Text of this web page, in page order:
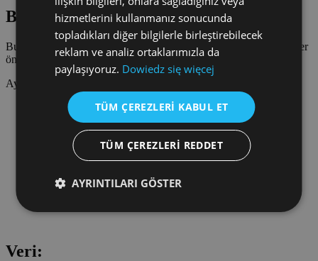
Bildirimler
Bu sekme aracılığıyla sizi yeni özellikler ve uygulama ile ilgili diğer
önemli konular hakkında bilgilendireceğiz.
Ayrıca kontrol edin:
Geri Al ve Yinele
Projeye bir bağlantı paylaşın
Trans.eu’da bir yük yayınlayın
Uygulama ayarları
Veri:
SPANISH
RUSSIAN
TURKISH
hizmetlerini kullanmanız sonucunda
topladıkları diğer bilgilerle birleştirebilecek
reklam ve analiz ortaklarımızla da
paylaşıyoruz. Dowiedz się więcej
TÜM ÇEREZLERI KABUL ET
TÜM ÇEREZLERI REDDET
AYRINTILARI GÖSTER